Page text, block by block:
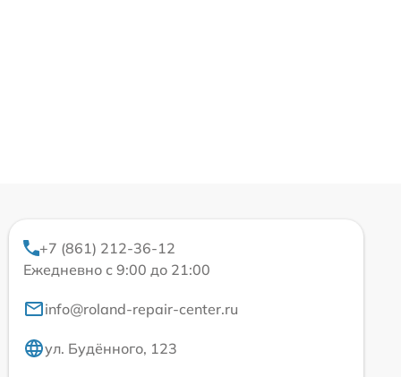
+7 (861) 212-36-12
Ежедневно с 9:00 до 21:00
info@roland-repair-center.ru
ул. Будённого, 123